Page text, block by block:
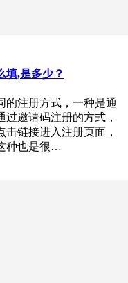
填,是多少？
的注册方式，一种是通
邀请码注册的方式，
链接进入注册页面，
种也是很…